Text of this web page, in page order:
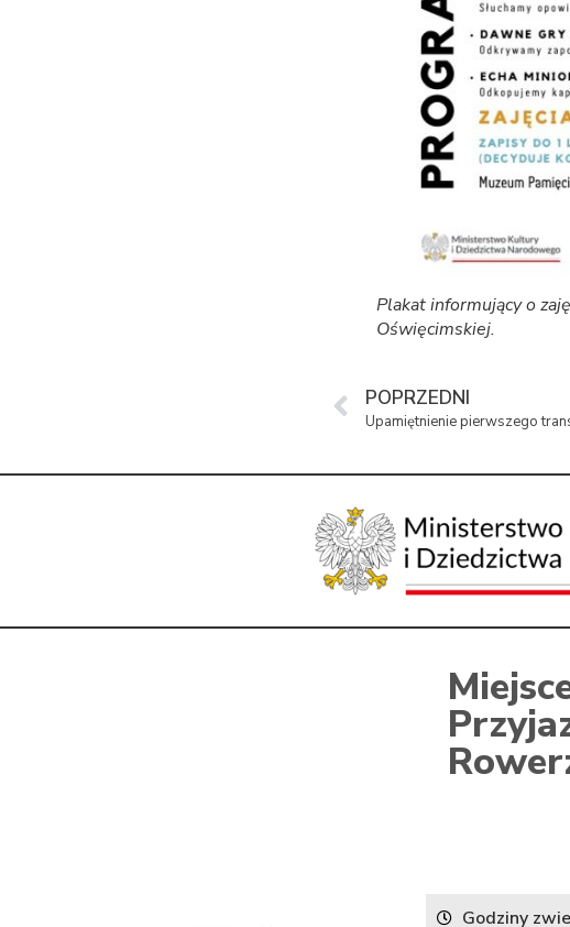
Plakat informujący o
Oświęcimskiej.
POPRZEDNI
Godziny